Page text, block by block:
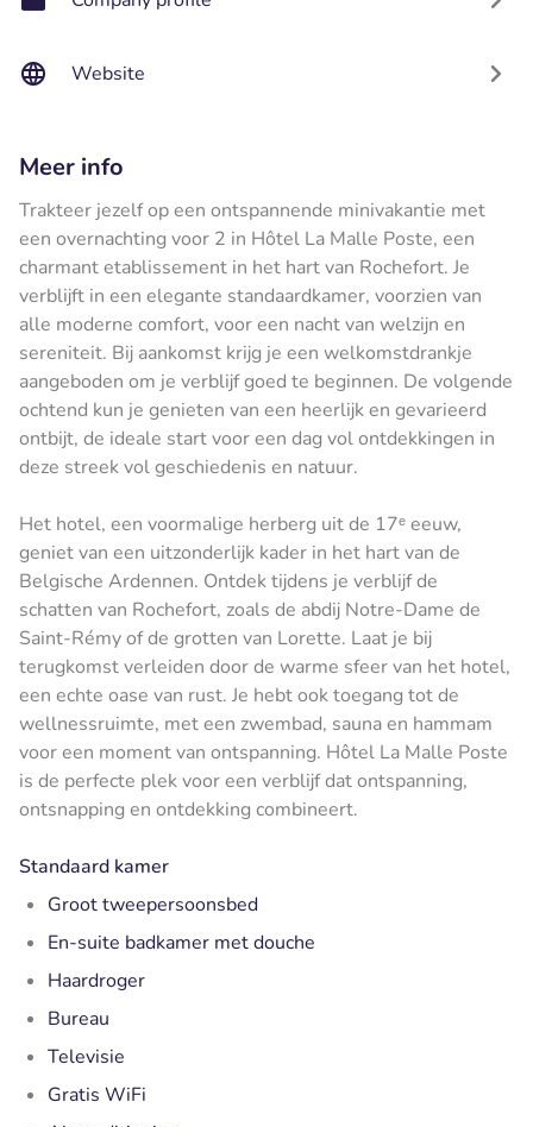
Website
Meer info
Trakteer jezelf op een ontspannende minivakantie met
een overnachting voor 2 in Hôtel La Malle Poste, een
charmant etablissement in het hart van Rochefort. Je
verblijft in een elegante standaardkamer, voorzien van
alle moderne comfort, voor een nacht van welzijn en
sereniteit. Bij aankomst krijg je een welkomstdrankje
aangeboden om je verblijf goed te beginnen. De volgende
ochtend kun je genieten van een heerlijk en gevarieerd
ontbijt, de ideale start voor een dag vol ontdekkingen in
deze streek vol geschiedenis en natuur.
Het hotel, een voormalige herberg uit de 17ᵉ eeuw,
geniet van een uitzonderlijk kader in het hart van de
Belgische Ardennen. Ontdek tijdens je verblijf de
schatten van Rochefort, zoals de abdij Notre-Dame de
Saint-Rémy of de grotten van Lorette. Laat je bij
terugkomst verleiden door de warme sfeer van het hotel,
een echte oase van rust. Je hebt ook toegang tot de
wellnessruimte, met een zwembad, sauna en hammam
voor een moment van ontspanning. Hôtel La Malle Poste
is de perfecte plek voor een verblijf dat ontspanning,
ontsnapping en ontdekking combineert.
Standaard kamer
Groot tweepersoonsbed
En-suite badkamer met douche
Haardroger
Bureau
Televisie
Gratis WiFi